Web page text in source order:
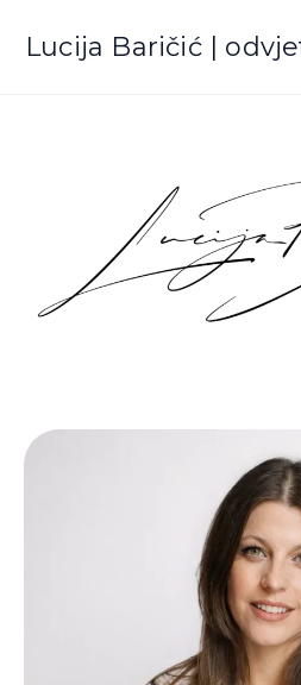
Lucija Baričić |